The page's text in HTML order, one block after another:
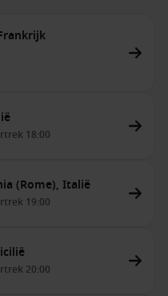
18:00
(Rome), Italië
19:00
20:00